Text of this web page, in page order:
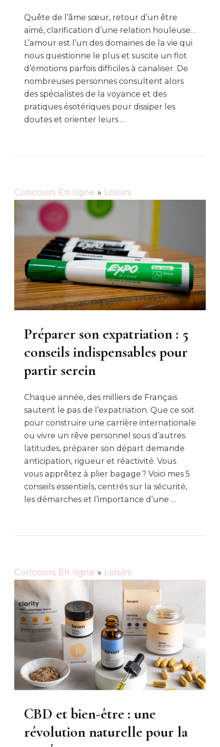
Quête de l’âme sœur, retour d’un être
aimé, clarification d’une relation houleuse…
L’amour est l’un des domaines de la vie qui
nous questionne le plus et suscite un flot
d’émotions parfois difficiles à canaliser. De
nombreuses personnes consultent alors
des spécialistes de la voyance et des
pratiques ésotériques pour dissiper les
doutes et orienter leurs …
Concours En ligne » Loisirs
Préparer son expatriation : 5
conseils indispensables pour
partir serein
Chaque année, des milliers de Français
sautent le pas de l’expatriation. Que ce soit
pour construire une carrière internationale
ou vivre un rêve personnel sous d’autres
latitudes, préparer son départ demande
anticipation, rigueur et réactivité. Vous
vous apprêtez à plier bagage ? Voici mes 5
conseils essentiels, centrés sur la sécurité,
les démarches et l’importance d’une …
Concours En ligne » Loisirs
CBD et bien-être : une
révolution naturelle pour la